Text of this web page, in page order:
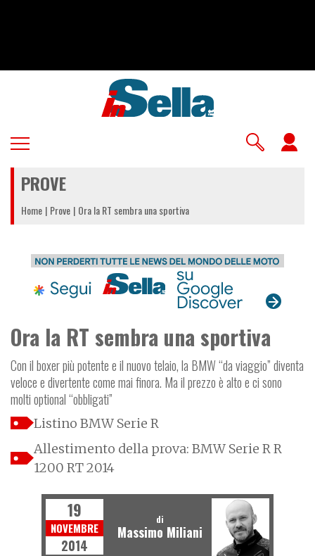
PROVE
Home Prove Ora la RT sembra una sportiva
Ora la RT sembra una sportiva
Con il boxer più potente e il nuovo telaio, la BMW “da viaggio” diventa
veloce e divertente come mai finora. Ma il prezzo è alto e ci sono
molti optional “obbligati”
Listino BMW Serie R
Allestimento della prova: BMW Serie R R
1200 RT 2014
19
NOVEMBRE
2014
di
Massimo Miliani